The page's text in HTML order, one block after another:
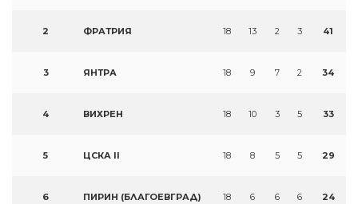
2 ФРАТРИЯ 18 13 2 3 41
3 ЯНТРА 18 9 7 2 34
4 ВИХРЕН 18 10 3 5 33
5 ЦСКА II 18 8 5 5 29
6 ПИРИН (БЛАГОЕВГРАД) 18 6 6 6 24